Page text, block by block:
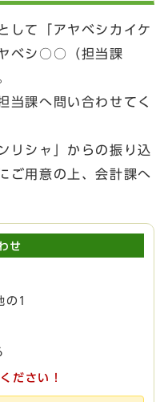
して「アヤベシカイケ
ベシ○○（担当課
当課へ問い合わせてく
リシャ」からの振り込
ご用意の上、会計課へ
せ
の1
ださい！